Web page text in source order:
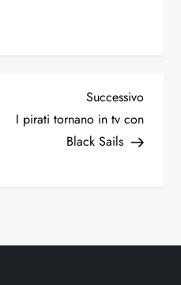
Successivo
I pirati tornano in tv con
Black Sails